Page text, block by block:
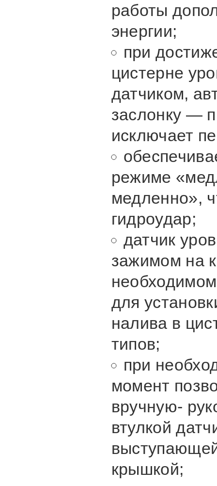
работы
энергии;
при
цистерне
датчиком,
заслонку —
исключает
режиме
медленно»,
гидроудар;
датчик
зажимом на
для
налива в
типов;
при
момент
вручную-
втулкой
крышкой;